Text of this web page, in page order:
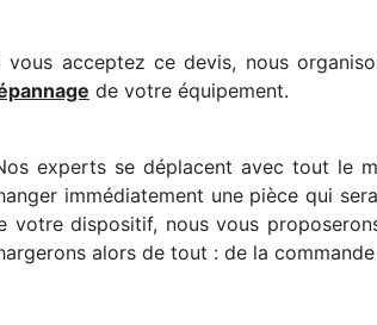
vous acceptez ce devis, nous
de votre équipement.
experts se déplacent avec tout le
immédiatement une pièce qui
votre dispositif, nous vous
alors de tout : de la